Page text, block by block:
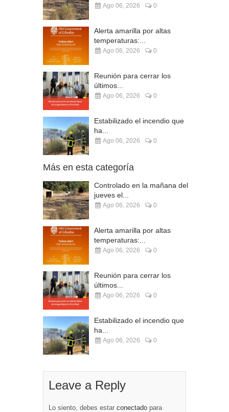
Ago 06, 2026 0
Alerta amarilla por altas
temperaturas:...
Ago 06, 2026 0
Reunión para cerrar los
últimos...
Ago 06, 2026 0
Estabilizado el incendio que
ha...
Ago 06, 2026 0
Más en esta categoría
Controlado en la mañana del
jueves el...
Ago 06, 2026 0
Alerta amarilla por altas
temperaturas:...
Ago 06, 2026 0
Reunión para cerrar los
últimos...
Ago 06, 2026 0
Estabilizado el incendio que
ha...
Ago 06, 2026 0
Leave a Reply
Lo siento, debes estar conectado para